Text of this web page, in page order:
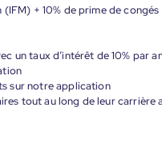
(IFM) + 10% de prime de
un taux d’intérêt de 10% par
sur notre application
tout au long de leur